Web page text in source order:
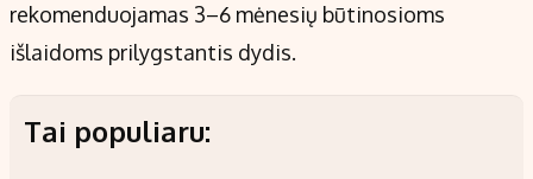
rekomenduojamas 3–6 mėnesių būtinosioms
išlaidoms prilygstantis dydis.
Tai populiaru: